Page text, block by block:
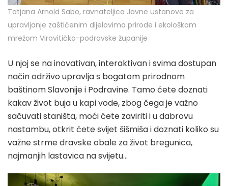
Tatjana Arnold Sabo, ravnateljica Javne ustanove za
upravljanje zaštićenim dijelovima prirode i ekološkom
mrežom Virovitičko-podravske županije
U njoj se na inovativan, interaktivan i svima dostupan
način održivo upravlja s bogatom prirodnom
baštinom Slavonije i Podravine. Tamo ćete doznati
kakav život buja u kapi vode, zbog čega je važno
sačuvati staništa, moći ćete zaviriti i u dabrovu
nastambu, otkrit ćete svijet šišmiša i doznati koliko su
važne strme dravske obale za život bregunica,
najmanjih lastavica na svijetu…